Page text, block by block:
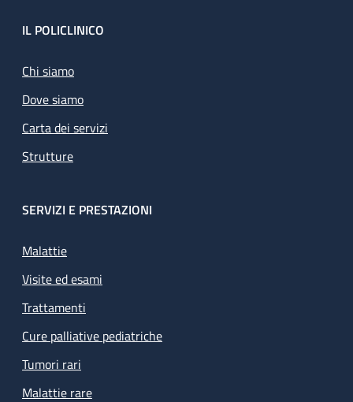
Footer
IL POLICLINICO
Chi siamo
Dove siamo
Carta dei servizi
Strutture
SERVIZI E PRESTAZIONI
Malattie
Visite ed esami
Trattamenti
Cure palliative pediatriche
Tumori rari
Malattie rare